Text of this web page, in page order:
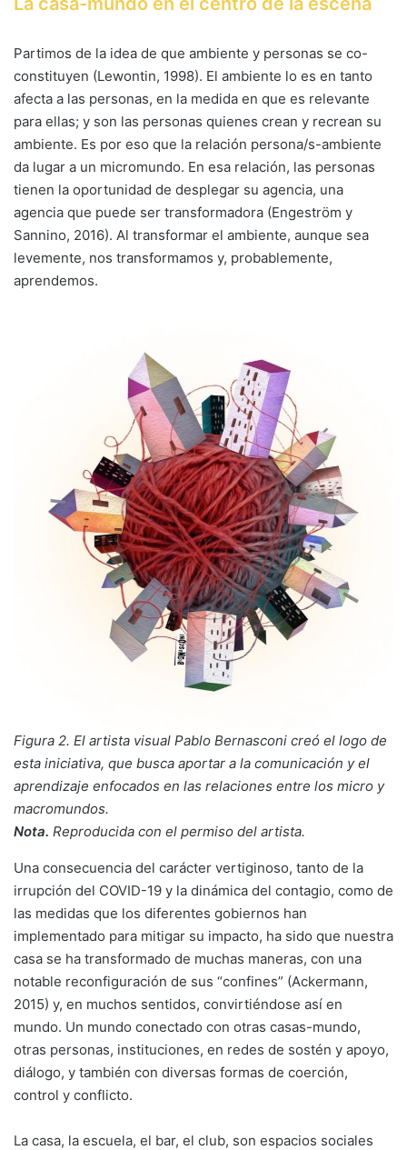
Partimos de la idea de que ambiente y personas se co-
constituyen (Lewontin, 1998). El ambiente lo es en tanto
afecta a las personas, en la medida en que es relevante
para ellas; y son las personas quienes crean y recrean su
ambiente. Es por eso que la relación persona/s-ambiente
da lugar a un micromundo. En esa relación, las personas
tienen la oportunidad de desplegar su agencia, una
agencia que puede ser transformadora (Engeström y
Sannino, 2016). Al transformar el ambiente, aunque sea
levemente, nos transformamos y, probablemente,
aprendemos.
Figura 2. El artista visual Pablo Bernasconi creó el logo de
esta iniciativa, que busca aportar a la comunicación y el
aprendizaje enfocados en las relaciones entre los micro y
macromundos.
Nota. Reproducida con el permiso del artista.
Una consecuencia del carácter vertiginoso, tanto de la
irrupción del COVID-19 y la dinámica del contagio, como de
las medidas que los diferentes gobiernos han
implementado para mitigar su impacto, ha sido que nuestra
casa se ha transformado de muchas maneras, con una
notable reconfiguración de sus “confines” (Ackermann,
2015) y, en muchos sentidos, convirtiéndose así en
mundo. Un mundo conectado con otras casas-mundo,
otras personas, instituciones, en redes de sostén y apoyo,
diálogo, y también con diversas formas de coerción,
control y conflicto.
La casa, la escuela, el bar, el club, son espacios sociales